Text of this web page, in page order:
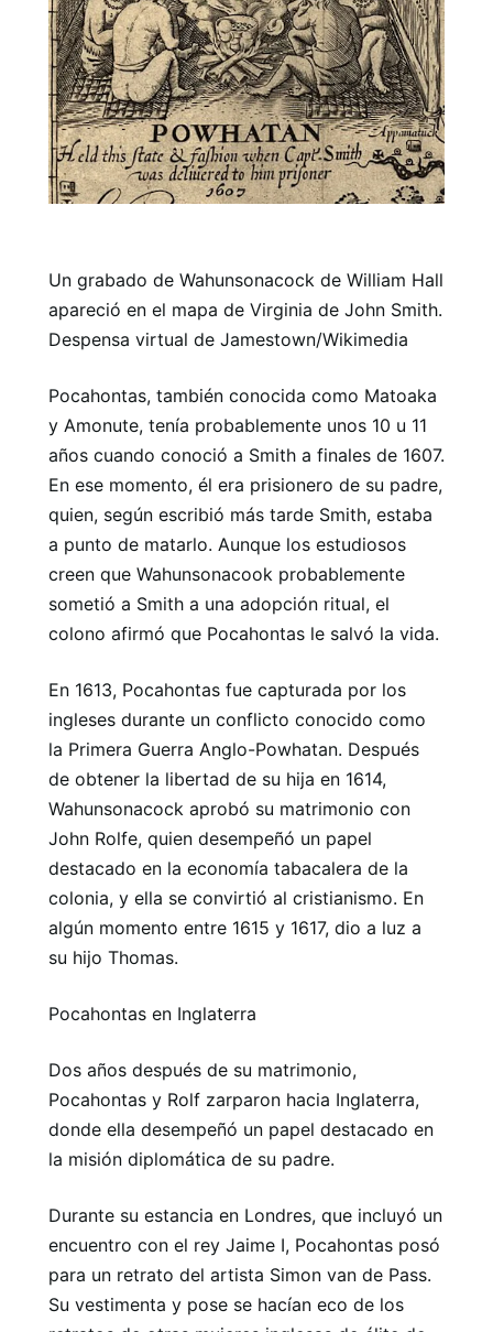
Un grabado de Wahunsonacock de William Hall
apareció en el mapa de Virginia de John Smith.
Despensa virtual de Jamestown/Wikimedia
Pocahontas, también conocida como Matoaka
y Amonute, tenía probablemente unos 10 u 11
años cuando conoció a Smith a finales de 1607.
En ese momento, él era prisionero de su padre,
quien, según escribió más tarde Smith, estaba
a punto de matarlo. Aunque los estudiosos
creen que Wahunsonacook probablemente
sometió a Smith a una adopción ritual, el
colono afirmó que Pocahontas le salvó la vida.
En 1613, Pocahontas fue capturada por los
ingleses durante un conflicto conocido como
la Primera Guerra Anglo-Powhatan. Después
de obtener la libertad de su hija en 1614,
Wahunsonacock aprobó su matrimonio con
John Rolfe, quien desempeñó un papel
destacado en la economía tabacalera de la
colonia, y ella se convirtió al cristianismo. En
algún momento entre 1615 y 1617, dio a luz a
su hijo Thomas.
Pocahontas en Inglaterra
Dos años después de su matrimonio,
Pocahontas y Rolf zarparon hacia Inglaterra,
donde ella desempeñó un papel destacado en
la misión diplomática de su padre.
Durante su estancia en Londres, que incluyó un
encuentro con el rey Jaime I, Pocahontas posó
para un retrato del artista Simon van de Pass.
Su vestimenta y pose se hacían eco de los